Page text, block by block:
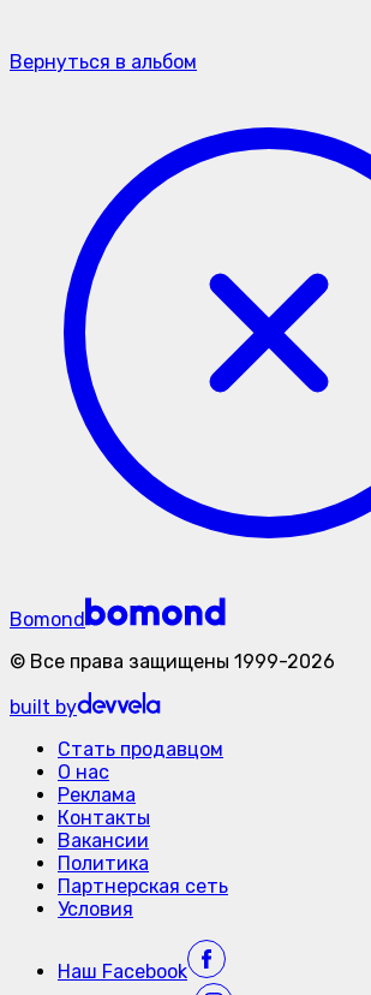
Вернуться в альбом
Bomond
© Все права защищены 1999-2026
built by
Стать продавцом
О нас
Реклама
Контакты
Вакансии
Политика
Партнерская сеть
Условия
Наш Facebook